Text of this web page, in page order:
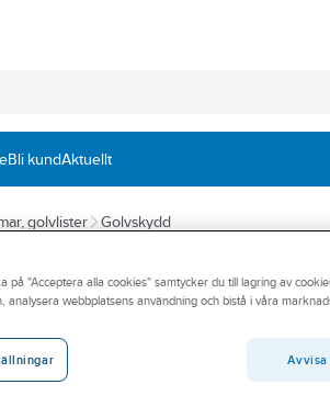
Bli kundAktuellt
golvlister Golvskydd
A-
på "Acceptera alla cookies" samtycker du till lagring av
analysera webbplatsens användning och bistå i våra